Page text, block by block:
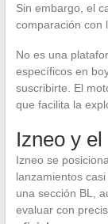
Sin embargo, el
comparación con
No es una
específicos en
suscribirte. El
que facilita la
Izneo y
Izneo se
lanzamientos
una sección BL,
evaluar con